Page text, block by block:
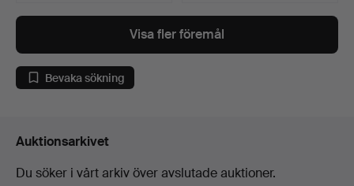
Visa fler föremål
Bevaka sökning
Auktionsarkivet
Du söker i vårt arkiv över avslutade auktioner.